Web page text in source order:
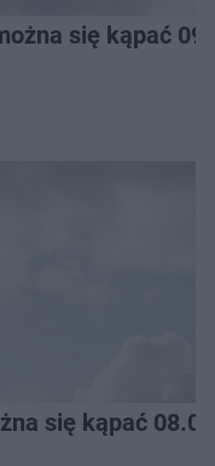
się kąpać
się kąpać